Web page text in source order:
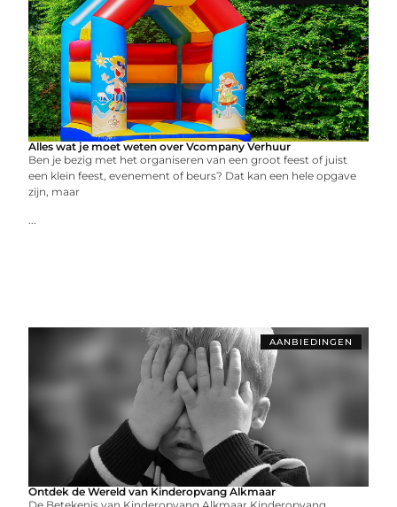
Alles wat je moet weten over Vcompany Verhuur
Ben je bezig met het organiseren van een groot feest of juist
een klein feest, evenement of beurs? Dat kan een hele opgave
zijn, maar
...
AANBIEDINGEN
Ontdek de Wereld van Kinderopvang Alkmaar